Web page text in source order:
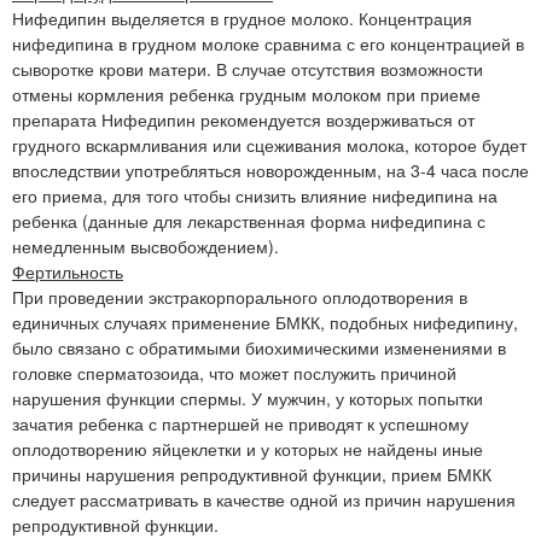
Нифедипин выделяется в грудное молоко. Концентрация
нифедипина в грудном молоке сравнима с его концентрацией в
сыворотке крови матери. В случае отсутствия возможности
отмены кормления ребенка грудным молоком при приеме
препарата Нифедипин рекомендуется воздерживаться от
грудного вскармливания или сцеживания молока, которое будет
впоследствии употребляться новорожденным, на 3-4 часа после
его приема, для того чтобы снизить влияние нифедипина на
ребенка (данные для лекарственная форма нифедипина с
немедленным высвобождением).
Фертильность
При проведении экстракорпорального оплодотворения в
единичных случаях применение БМКК, подобных нифедипину,
было связано с обратимыми биохимическими изменениями в
головке сперматозоида, что может послужить причиной
нарушения функции спермы. У мужчин, у которых попытки
зачатия ребенка с партнершей не приводят к успешному
оплодотворению яйцеклетки и у которых не найдены иные
причины нарушения репродуктивной функции, прием БМКК
следует рассматривать в качестве одной из причин нарушения
репродуктивной функции.